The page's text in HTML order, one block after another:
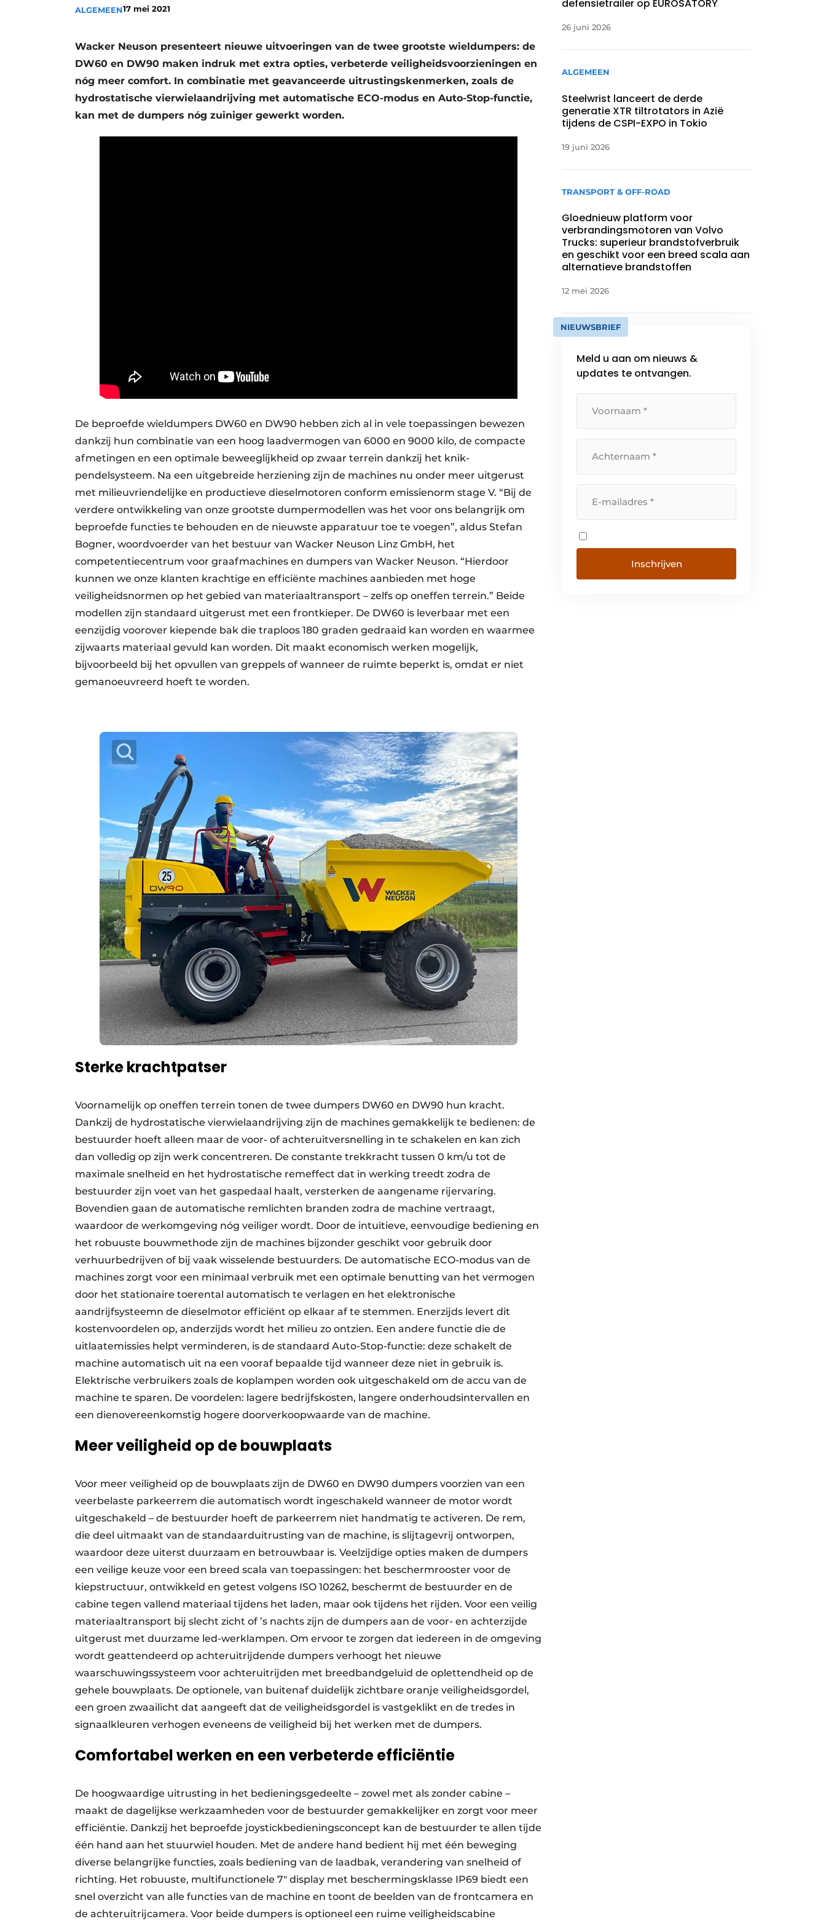
Vacature aanmelden
ALGEMEEN17 mei 2021
Wacker Neuson presenteert nieuwe uitvoeringen van de twee grootste wieldumpers: de
DW60 en DW90 maken indruk met extra opties, verbeterde veiligheidsvoorzieningen en
nóg meer comfort. In combinatie met geavanceerde uitrustingskenmerken, zoals de
hydrostatische vierwielaandrijving met automatische ECO-modus en Auto-Stop-functie,
kan met de dumpers nóg zuiniger gewerkt worden.
De beproefde wieldumpers DW60 en DW90 hebben zich al in vele toepassingen bewezen
dankzij hun combinatie van een hoog laadvermogen van 6000 en 9000 kilo, de compacte
afmetingen en een optimale beweeglijkheid op zwaar terrein dankzij het knik-
pendelsysteem. Na een uitgebreide herziening zijn de machines nu onder meer uitgerust
met milieuvriendelijke en productieve dieselmotoren conform emissienorm stage V. “Bij de
verdere ontwikkeling van onze grootste dumpermodellen was het voor ons belangrijk om
beproefde functies te behouden en de nieuwste apparatuur toe te voegen”, aldus Stefan
Bogner, woordvoerder van het bestuur van Wacker Neuson Linz GmbH, het
competentiecentrum voor graafmachines en dumpers van Wacker Neuson. “Hierdoor
kunnen we onze klanten krachtige en efficiënte machines aanbieden met hoge
veiligheidsnormen op het gebied van materiaaltransport – zelfs op oneffen terrein.” Beide
modellen zijn standaard uitgerust met een frontkieper. De DW60 is leverbaar met een
eenzijdig voorover kiepende bak die traploos 180 graden gedraaid kan worden en waarmee
zijwaarts materiaal gevuld kan worden. Dit maakt economisch werken mogelijk,
bijvoorbeeld bij het opvullen van greppels of wanneer de ruimte beperkt is, omdat er niet
gemanoeuvreerd hoeft te worden.
Sterke krachtpatser
Voornamelijk op oneffen terrein tonen de twee dumpers DW60 en DW90 hun kracht.
Dankzij de hydrostatische vierwielaandrijving zijn de machines gemakkelijk te bedienen: de
bestuurder hoeft alleen maar de voor- of achteruitversnelling in te schakelen en kan zich
dan volledig op zijn werk concentreren. De constante trekkracht tussen 0 km/u tot de
maximale snelheid en het hydrostatische remeffect dat in werking treedt zodra de
bestuurder zijn voet van het gaspedaal haalt, versterken de aangename rijervaring.
Bovendien gaan de automatische remlichten branden zodra de machine vertraagt,
waardoor de werkomgeving nóg veiliger wordt. Door de intuïtieve, eenvoudige bediening en
het robuuste bouwmethode zijn de machines bijzonder geschikt voor gebruik door
verhuurbedrijven of bij vaak wisselende bestuurders. De automatische ECO-modus van de
machines zorgt voor een minimaal verbruik met een optimale benutting van het vermogen
door het stationaire toerental automatisch te verlagen en het elektronische
aandrijfsysteemn de dieselmotor efficiënt op elkaar af te stemmen. Enerzijds levert dit
kostenvoordelen op, anderzijds wordt het milieu zo ontzien. Een andere functie die de
uitlaatemissies helpt verminderen, is de standaard Auto-Stop-functie: deze schakelt de
machine automatisch uit na een vooraf bepaalde tijd wanneer deze niet in gebruik is.
Elektrische verbruikers zoals de koplampen worden ook uitgeschakeld om de accu van de
machine te sparen. De voordelen: lagere bedrijfskosten, langere onderhoudsintervallen en
een dienovereenkomstig hogere doorverkoopwaarde van de machine.
Meer veiligheid op de bouwplaats
Voor meer veiligheid op de bouwplaats zijn de DW60 en DW90 dumpers voorzien van een
veerbelaste parkeerrem die automatisch wordt ingeschakeld wanneer de motor wordt
uitgeschakeld – de bestuurder hoeft de parkeerrem niet handmatig te activeren. De rem,
die deel uitmaakt van de standaarduitrusting van de machine, is slijtagevrij ontworpen,
waardoor deze uiterst duurzaam en betrouwbaar is. Veelzijdige opties maken de dumpers
een veilige keuze voor een breed scala van toepassingen: het beschermrooster voor de
kiepstructuur, ontwikkeld en getest volgens ISO 10262, beschermt de bestuurder en de
cabine tegen vallend materiaal tijdens het laden, maar ook tijdens het rijden. Voor een veilig
materiaaltransport bij slecht zicht of ’s nachts zijn de dumpers aan de voor- en achterzijde
uitgerust met duurzame led-werklampen. Om ervoor te zorgen dat iedereen in de omgeving
wordt geattendeerd op achteruitrijdende dumpers verhoogt het nieuwe
waarschuwingssysteem voor achteruitrijden met breedbandgeluid de oplettendheid op de
gehele bouwplaats. De optionele, van buitenaf duidelijk zichtbare oranje veiligheidsgordel,
een groen zwaailicht dat aangeeft dat de veiligheidsgordel is vastgeklikt en de tredes in
signaalkleuren verhogen eveneens de veiligheid bij het werken met de dumpers.
Comfortabel werken en een verbeterde efficiëntie
De hoogwaardige uitrusting in het bedieningsgedeelte – zowel met als zonder cabine –
maakt de dagelijkse werkzaamheden voor de bestuurder gemakkelijker en zorgt voor meer
efficiëntie. Dankzij het beproefde joystickbedieningsconcept kan de bestuurder te allen tijde
één hand aan het stuurwiel houden. Met de andere hand bedient hij met één beweging
diverse belangrijke functies, zoals bediening van de laadbak, verandering van snelheid of
richting. Het robuuste, multifunctionele 7″ display met beschermingsklasse IP69 biedt een
snel overzicht van alle functies van de machine en toont de beelden van de frontcamera en
de achteruitrijcamera. Voor beide dumpers is optioneel een ruime veiligheidscabine
defensietrailer op EUROSATORY
26 juni 2026
ALGEMEEN
Steelwrist lanceert de derde
generatie XTR tiltrotators in Azië
tijdens de CSPI-EXPO in Tokio
19 juni 2026
TRANSPORT & OFF-ROAD
Gloednieuw platform voor
verbrandingsmotoren van Volvo
Trucks: superieur brandstofverbruik
en geschikt voor een breed scala aan
alternatieve brandstoffen
12 mei 2026
NIEUWSBRIEF
Meld u aan om nieuws &
updates te ontvangen.